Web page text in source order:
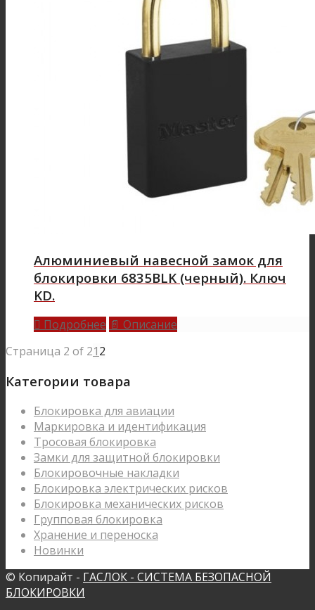
Алюминиевый навесной замок для
блокировки 6835BLK (черный). Ключ
KD.
 Подробнее 📄 Описание
Страница 2 of 212
Категории товара
Блокировка для авиации
Маркировка и идентификация
Тросовая блокировка
Замки для защитной блокировки
Блокировочные накладки
Блокировка электрических рисков
Блокировка механических рисков
Групповая блокировка
Хранение и переноска
Новинки
© Копирайт - ГАСЛОК - СИСТЕМА БЕЗОПАСНОЙ
БЛОКИРОВКИ